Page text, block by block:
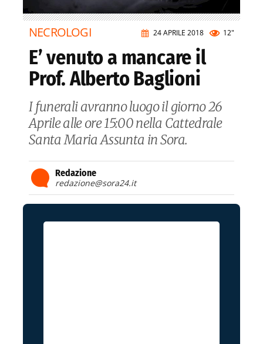
24 APRILE 2018 12"
NECROLOGI
E’ venuto a mancare il
Prof. Alberto Baglioni
I funerali avranno luogo il giorno 26
Aprile alle ore 15:00 nella Cattedrale
Santa Maria Assunta in Sora.
Redazione
redazione@sora24.it